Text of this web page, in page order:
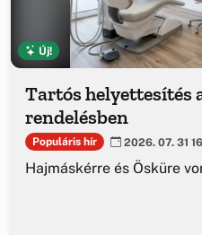
Új!
Tartós helyettesítés
rendelésben
Populáris hír 2026. 07. 31
Hajmáskérre és Ösküre